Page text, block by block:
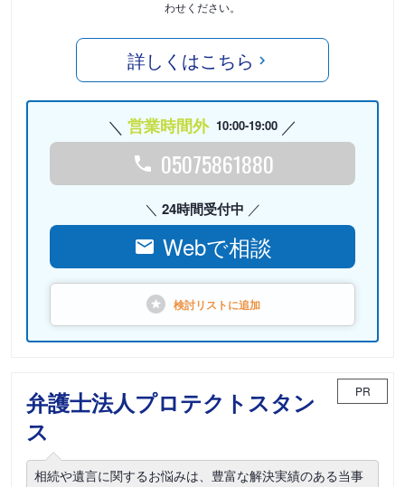
わせください。
詳しくはこちら
営業時間外 10:00-19:00
05075861880
24時間受付中
Webで相談
検討リストに追加
弁護士法人プロテクトスタン
ス
PR
相続や遺言に関するお悩みは、豊富な解決実績のある当事